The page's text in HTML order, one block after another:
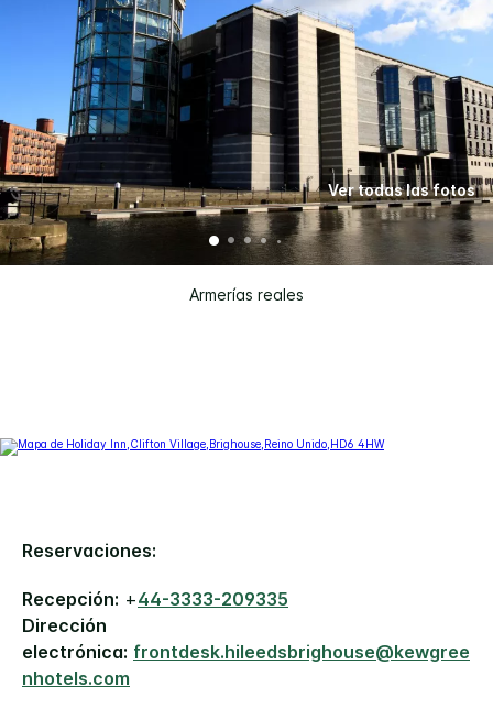
Armerías reales
Ver todas las fotos
Reservaciones:
Recepción: +44-3333-209335
Dirección
electrónica: frontdesk.hileedsbrighouse@kewgree
nhotels.com